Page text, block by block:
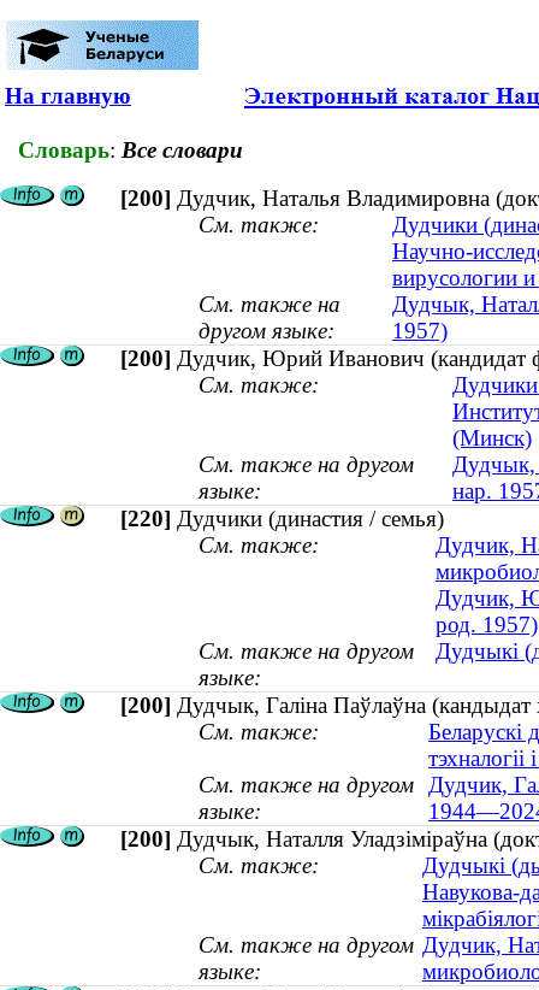
На главную
Словарь: Все словари
[200] Дудчик, Наталья Владимировна
См. также:
Дудчики
Научно-
вирусологии
См. также на
другом языке:
Дудчык,
1957)
[200] Дудчик, Юрий Иванович (кандидат
См. также:
Дудчики
(Минск)
См. также на другом
языке:
Дудчык,
нар.
[220] Дудчики (династия / семья)
См. также:
Дудчик,
Дудчик,
род. 1957)
См. также на другом
языке:
Дудчыкі
[200] Дудчык, Галіна Паўлаўна
См. также:
Беларускі
тэхналогіі
См. также на другом
языке:
Дудчик,
[200] Дудчык, Наталля Уладзіміраўна
См. также:
Дудчыкі
Навукова-
См. также на другом
языке:
Дудчик,